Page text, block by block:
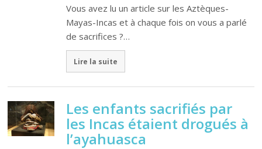
Vous avez lu un article sur les Aztèques-
Mayas-Incas et à chaque fois on vous a parlé
de sacrifices ?…
Lire la suite
Les enfants sacrifiés par
les Incas étaient drogués à
l’ayahuasca